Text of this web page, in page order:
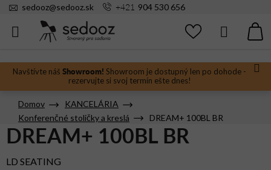
Prejsť
Navštívte náš Showroom! Showroom je dostupný len po dohode -
rezervujte si svoj termín ešte dnes!
sedooz@sedooz.sk +421 904 530 656
Hľadať
Domov
KANCELÁRIA
Konferenčné stoličky a kreslá
DREAM+ 100BL BR
DREAM+ 100BL BR
LD SEATING